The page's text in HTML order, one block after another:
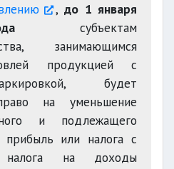
,до 1 января
субъектам
занимающимся
продукцией с
будет
на уменьшение
и подлежащего
прибыль или налога с
на доходы